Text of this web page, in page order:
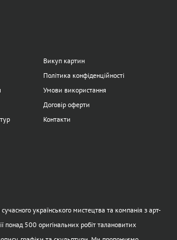
Викуп картин
Політика конфіденційності
Умови використання
Договір оферти
Контакти
українського мистецтва та компанія з арт-
понад 500 оригінальних робіт талановитих